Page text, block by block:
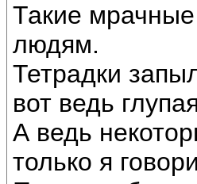
Такие
людям.
Тетрадки
вот ведь
А ведь
только я